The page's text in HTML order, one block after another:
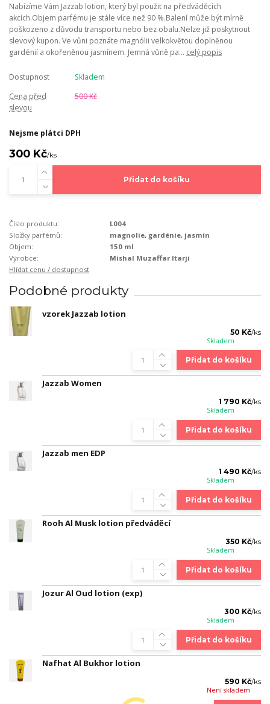
Nabízíme Vám Jazzab lotion, který byl použit na předváděcích
akcích.Objem parfému je stále více než 90 %.Balení může být mírně
poškozeno z důvodu transportu nebo bez obalu.Nelze již poskytnout
slevový kupon. Ve vůni poznáte magnólii velkokvětou doplněnou
gardénií a okořeněnou jasmínem. Jemná vůně pa... celý popis
Dostupnost
Skladem
Cena před
slevou
500 Kč
Nejsme plátci DPH
300 Kč/ks
Přidat do košíku
Číslo produktu:
L004
Složky parfémů:
magnolie, gardénie, jasmín
Objem:
150 ml
Výrobce:
Mishal Muzaffar Itarji
Hlídat cenu / dostupnost
Podobné produkty
vzorek Jazzab lotion
50 Kč/ks
Skladem
Přidat do košíku
Jazzab Women
1 790 Kč/ks
Skladem
Přidat do košíku
Jazzab men EDP
1 490 Kč/ks
Skladem
Přidat do košíku
Rooh Al Musk lotion předváděcí
350 Kč/ks
Skladem
Přidat do košíku
Jozur Al Oud lotion (exp)
300 Kč/ks
Skladem
Přidat do košíku
Nafhat Al Bukhor lotion
590 Kč/ks
Není skladem